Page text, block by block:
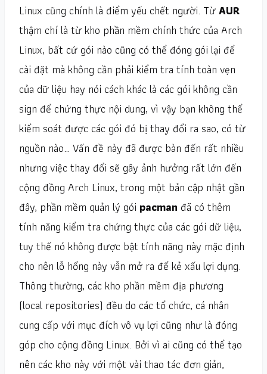
Linux cũng chính là điểm yếu chết người. TừAUR
thậm chí là từ kho phần mềm chính thức của Arch
Linux, bất cứ gói nào cũng có thể đóng gói lại để
cài đặt mà không cần phải kiểm tra tính toàn vẹn
của dữ liệu hay nói cách khác là các gói không cần
sign để chứng thực nội dung, vì vậy bạn không thể
kiểm soát được các gói đó bị thay đổi ra sao, có từ
nguồn nào… Vấn đề này đã được bàn đến rất nhiều
nhưng việc thay đổi sẽ gây ảnh hưởng rất lớn đến
cộng đồng Arch Linux, trong một bản cập nhật gần
đây, phần mềm quản lý gói pacman đã có thêm
tính năng kiểm tra chứng thực của các gói dữ liệu,
tuy thế nó không được bật tính năng này mặc định
cho nên lỗ hổng này vẫn mở ra để kẻ xấu lợi dụng.
Thông thường, các kho phần mềm địa phương
(local repositories) đều do các tổ chức, cá nhân
cung cấp với mục đích vô vụ lợi cũng như là đóng
góp cho cộng đồng Linux. Bởi vì ai cũng có thể tạo
nên các kho này với một vài thao tác đơn giản,